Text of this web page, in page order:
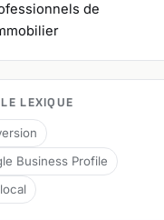
de
LEXIQUE
Business Profile